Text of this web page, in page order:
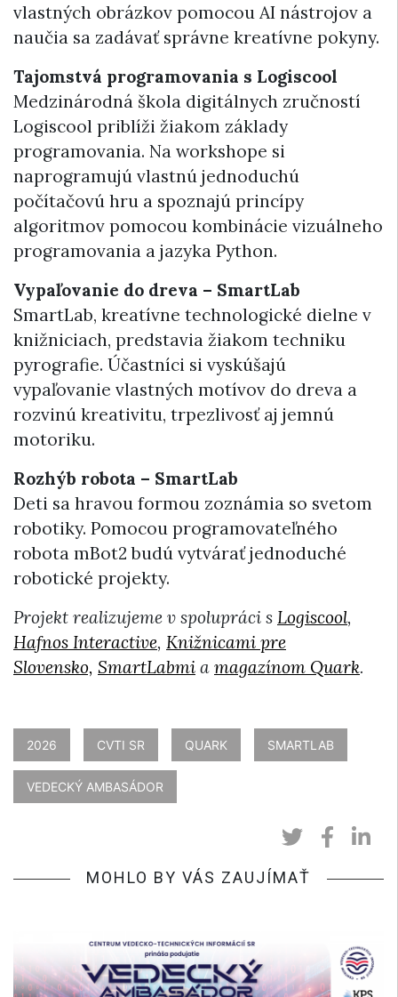
vlastných obrázkov pomocou AI nástrojov a
naučia sa zadávať správne kreatívne pokyny.
Tajomstvá programovania s Logiscool
Medzinárodná škola digitálnych zručností
Logiscool priblíži žiakom základy
programovania. Na workshope si
naprogramujú vlastnú jednoduchú
počítačovú hru a spoznajú princípy
algoritmov pomocou kombinácie vizuálneho
programovania a jazyka Python.
Vypaľovanie do dreva – SmartLab
SmartLab, kreatívne technologické dielne v
knižniciach, predstavia žiakom techniku
pyrografie. Účastníci si vyskúšajú
vypaľovanie vlastných motívov do dreva a
rozvinú kreativitu, trpezlivosť aj jemnú
motoriku.
Rozhýb robota – SmartLab
Deti sa hravou formou zoznámia so svetom
robotiky. Pomocou programovateľného
robota mBot2 budú vytvárať jednoduché
robotické projekty.
Projekt realizujeme v spolupráci s Logiscool,
Hafnos Interactive, Knižnicami pre
Slovensko, SmartLabmi a magazínom Quark.
2026 CVTI SR QUARK SMARTLAB
VEDECKÝ AMBASÁDOR
MOHLO BY VÁS ZAUJÍMAŤ